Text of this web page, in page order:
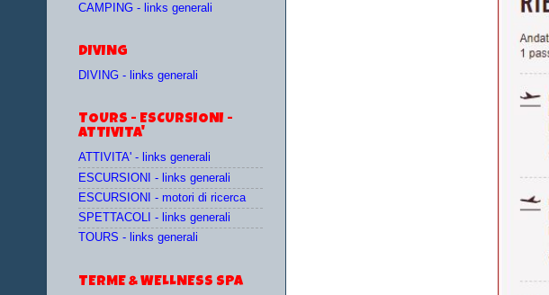
CAMPING - links generali
DIVING
DIVING - links generali
TOURS - ESCURSIONI -
ATTIVITA'
ATTIVITA' - links generali
ESCURSIONI - links generali
ESCURSIONI - motori di ricerca
SPETTACOLI - links generali
TOURS - links generali
TERME & WELLNESS SPA